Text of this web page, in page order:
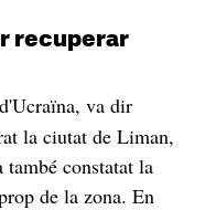
recuperar
va dir
la ciutat de Liman,
constatat la
de la zona. En